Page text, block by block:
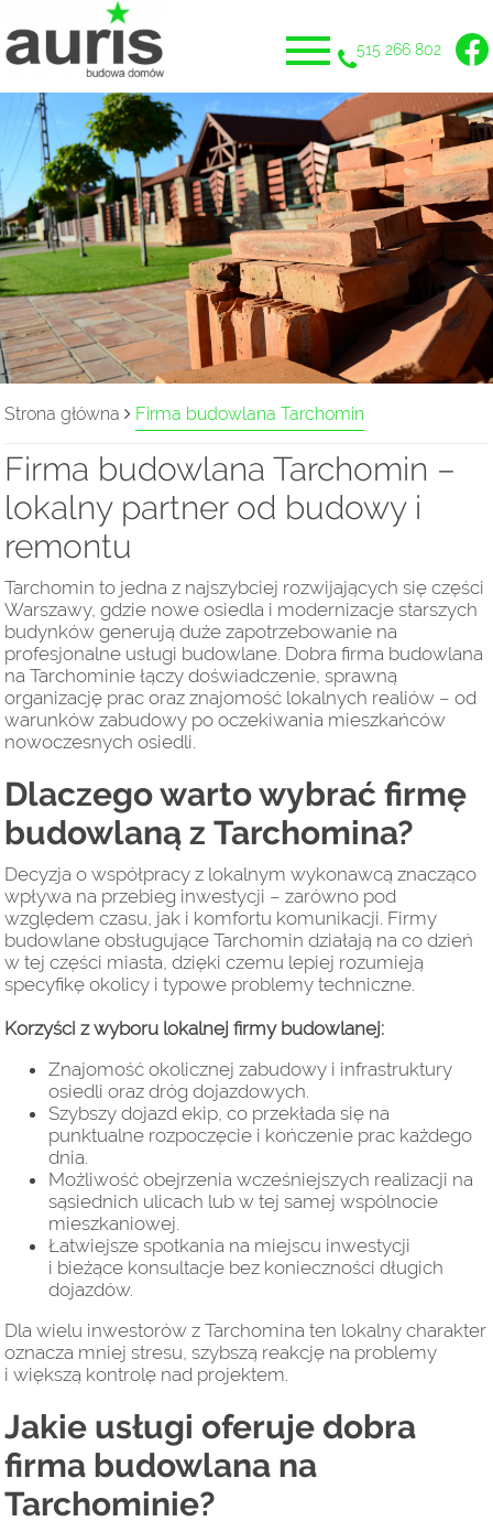
515 266 802
Strona główna Firma budowlana Tarchomin
Firma budowlana Tarchomin –
lokalny partner od budowy i
remontu
Tarchomin to jedna z najszybciej rozwijających się części
Warszawy, gdzie nowe osiedla i modernizacje starszych
budynków generują duże zapotrzebowanie na
profesjonalne usługi budowlane. Dobra firma budowlana
na Tarchominie łączy doświadczenie, sprawną
organizację prac oraz znajomość lokalnych realiów – od
warunków zabudowy po oczekiwania mieszkańców
nowoczesnych osiedli.
Dlaczego warto wybrać firmę
budowlaną z Tarchomina?
Decyzja o współpracy z lokalnym wykonawcą znacząco
wpływa na przebieg inwestycji – zarówno pod
względem czasu, jak i komfortu komunikacji. Firmy
budowlane obsługujące Tarchomin działają na co dzień
w tej części miasta, dzięki czemu lepiej rozumieją
specyfikę okolicy i typowe problemy techniczne.
Korzyści z wyboru lokalnej firmy budowlanej:
Znajomość okolicznej zabudowy i infrastruktury
osiedli oraz dróg dojazdowych.
Szybszy dojazd ekip, co przekłada się na
punktualne rozpoczęcie i kończenie prac każdego
dnia.
Możliwość obejrzenia wcześniejszych realizacji na
sąsiednich ulicach lub w tej samej wspólnocie
mieszkaniowej.
Łatwiejsze spotkania na miejscu inwestycji
i bieżące konsultacje bez konieczności długich
dojazdów.
Dla wielu inwestorów z Tarchomina ten lokalny charakter
oznacza mniej stresu, szybszą reakcję na problemy
i większą kontrolę nad projektem.
Jakie usługi oferuje dobra
firma budowlana na
Tarchominie?